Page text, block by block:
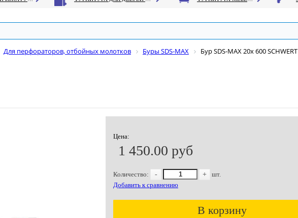
Для перфораторов, отбойных молотков Буры SDS-MAX Бур SDS-MAX 20х 600 SCHWERT
Цена:
1 450.00 руб
Количество: - +
шт.
Добавить к сравнению
В корзину